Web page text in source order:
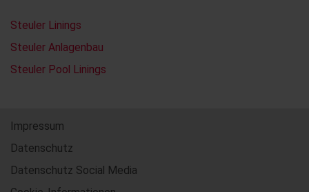
Steuler Linings
Steuler Anlagenbau
Steuler Pool Linings
Impressum
Datenschutz
Datenschutz Social Media